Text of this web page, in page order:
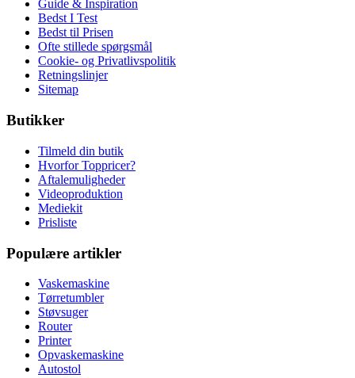
Guide & Inspiration
Bedst I Test
Bedst til Prisen
Ofte stillede spørgsmål
Cookie- og Privatlivspolitik
Retningslinjer
Sitemap
Butikker
Tilmeld din butik
Hvorfor Toppricer?
Aftalemuligheder
Videoproduktion
Mediekit
Prisliste
Populære artikler
Vaskemaskine
Tørretumbler
Støvsuger
Router
Printer
Opvaskemaskine
Autostol